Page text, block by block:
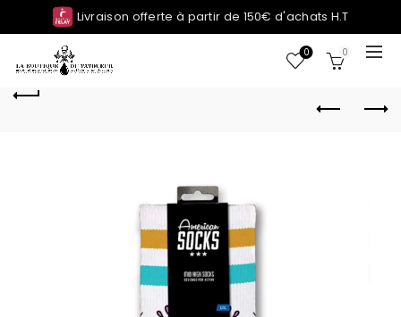
Livraison offerte à partir de 150€ d'achats H.T
0 0